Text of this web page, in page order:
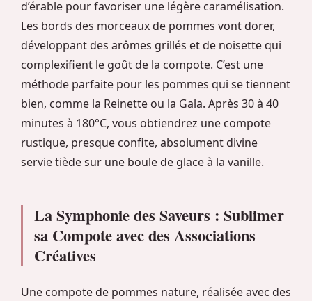
d’érable pour favoriser une légère caramélisation.
Les bords des morceaux de pommes vont dorer,
développant des arômes grillés et de noisette qui
complexifient le goût de la compote. C’est une
méthode parfaite pour les pommes qui se tiennent
bien, comme la Reinette ou la Gala. Après 30 à 40
minutes à 180°C, vous obtiendrez une compote
rustique, presque confite, absolument divine
servie tiède sur une boule de glace à la vanille.
La Symphonie des Saveurs : Sublimer
sa Compote avec des Associations
Créatives
Une compote de pommes nature, réalisée avec des